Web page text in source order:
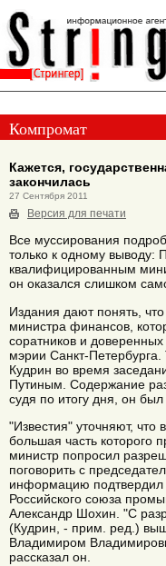
Компромат
Кажется,
закончилась
27 Сентября 2011
Версия для печати
Все муссирования
только к одному выводу:
квалифицированным
он оказался слишком
Издания дают понять,
министра финансов,
соратников и
мэрии Санкт-
Кудрин во время
Путиным. Содержание
судя по итогу дня, он
"Известия" уточняют, что
большая часть которого
министр попросил
поговорить с
информацию подтвердил
Российского союза
Александр Шохин. "С
(Кудрин, - прим. ред.)
Владимиром
рассказал он.